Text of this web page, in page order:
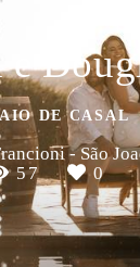
e
DE CASAL
- São
57
0